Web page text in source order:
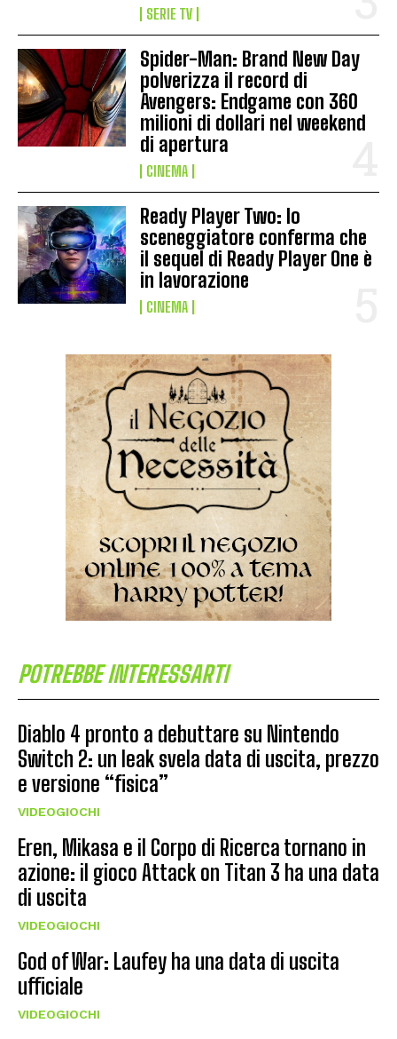
SERIE TV
Spider-Man: Brand New Day
polverizza il record di
Avengers: Endgame con 360
milioni di dollari nel weekend
di apertura
CINEMA
Ready Player Two: lo
sceneggiatore conferma che
il sequel di Ready Player One è
in lavorazione
CINEMA
POTREBBE INTERESSARTI
Diablo 4 pronto a debuttare su Nintendo
Switch 2: un leak svela data di uscita, prezzo
e versione “fisica”
VIDEOGIOCHI
Eren, Mikasa e il Corpo di Ricerca tornano in
azione: il gioco Attack on Titan 3 ha una data
di uscita
VIDEOGIOCHI
God of War: Laufey ha una data di uscita
ufficiale
VIDEOGIOCHI